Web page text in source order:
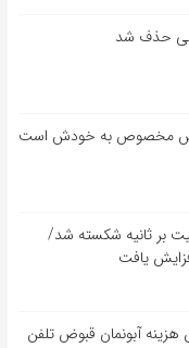
حذف شد
مخصوص به خودش است
بر ثانیه شکسته شد/
یافت
هزینه آبونمان قبوض تلفن